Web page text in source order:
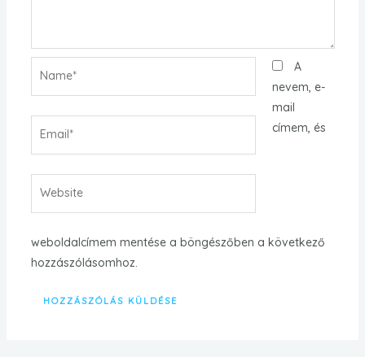
A
nevem, e-
mail
címem, és
weboldalcímem mentése a böngészőben a következő
hozzászólásomhoz.